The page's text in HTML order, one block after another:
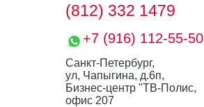
(812) 332 1479
+7 (916) 112-55-50
Санкт-Петербург,
ул, Чапыгина, д.6п,
Бизнес-центр "ТВ-Полис,
офис 207